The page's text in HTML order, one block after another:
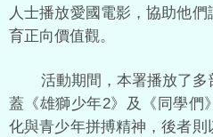
人士播放愛國電影，協助他
育正向價值觀。
活動期間，本署播放了
蓋《雄獅少年2》及《同學
化與青少年拼搏精神，後者則